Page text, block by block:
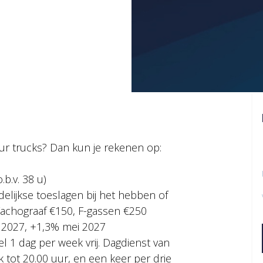
trucks? Dan kun je rekenen op:
38 u)
toeslagen bij het hebben of
€150, F-gassen €250
+1,3% mei 2027
dag per week vrij. Dagdienst van
tot 20.00 uur, en een keer per drie